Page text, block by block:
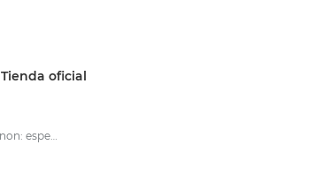
Tienda oficial
Arizona 135 GT de Canon: especificaciones de la impresora plana UV